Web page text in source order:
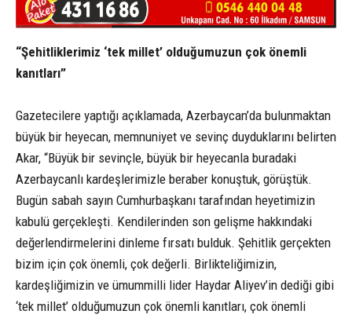
“Şehitliklerimiz ‘tek millet’ olduğumuzun çok önemli
kanıtları”
Gazetecilere yaptığı açıklamada, Azerbaycan’da bulunmaktan
büyük bir heyecan, memnuniyet ve sevinç duyduklarını belirten
Akar, “Büyük bir sevinçle, büyük bir heyecanla buradaki
Azerbaycanlı kardeşlerimizle beraber konuştuk, görüştük.
Bugün sabah sayın Cumhurbaşkanı tarafından heyetimizin
kabulü gerçekleşti. Kendilerinden son gelişme hakkındaki
değerlendirmelerini dinleme fırsatı bulduk. Şehitlik gerçekten
bizim için çok önemli, çok değerli. Birlikteliğimizin,
kardeşliğimizin ve ümummilli lider Haydar Aliyev’in dediği gibi
‘tek millet’ olduğumuzun çok önemli kanıtları, çok önemli